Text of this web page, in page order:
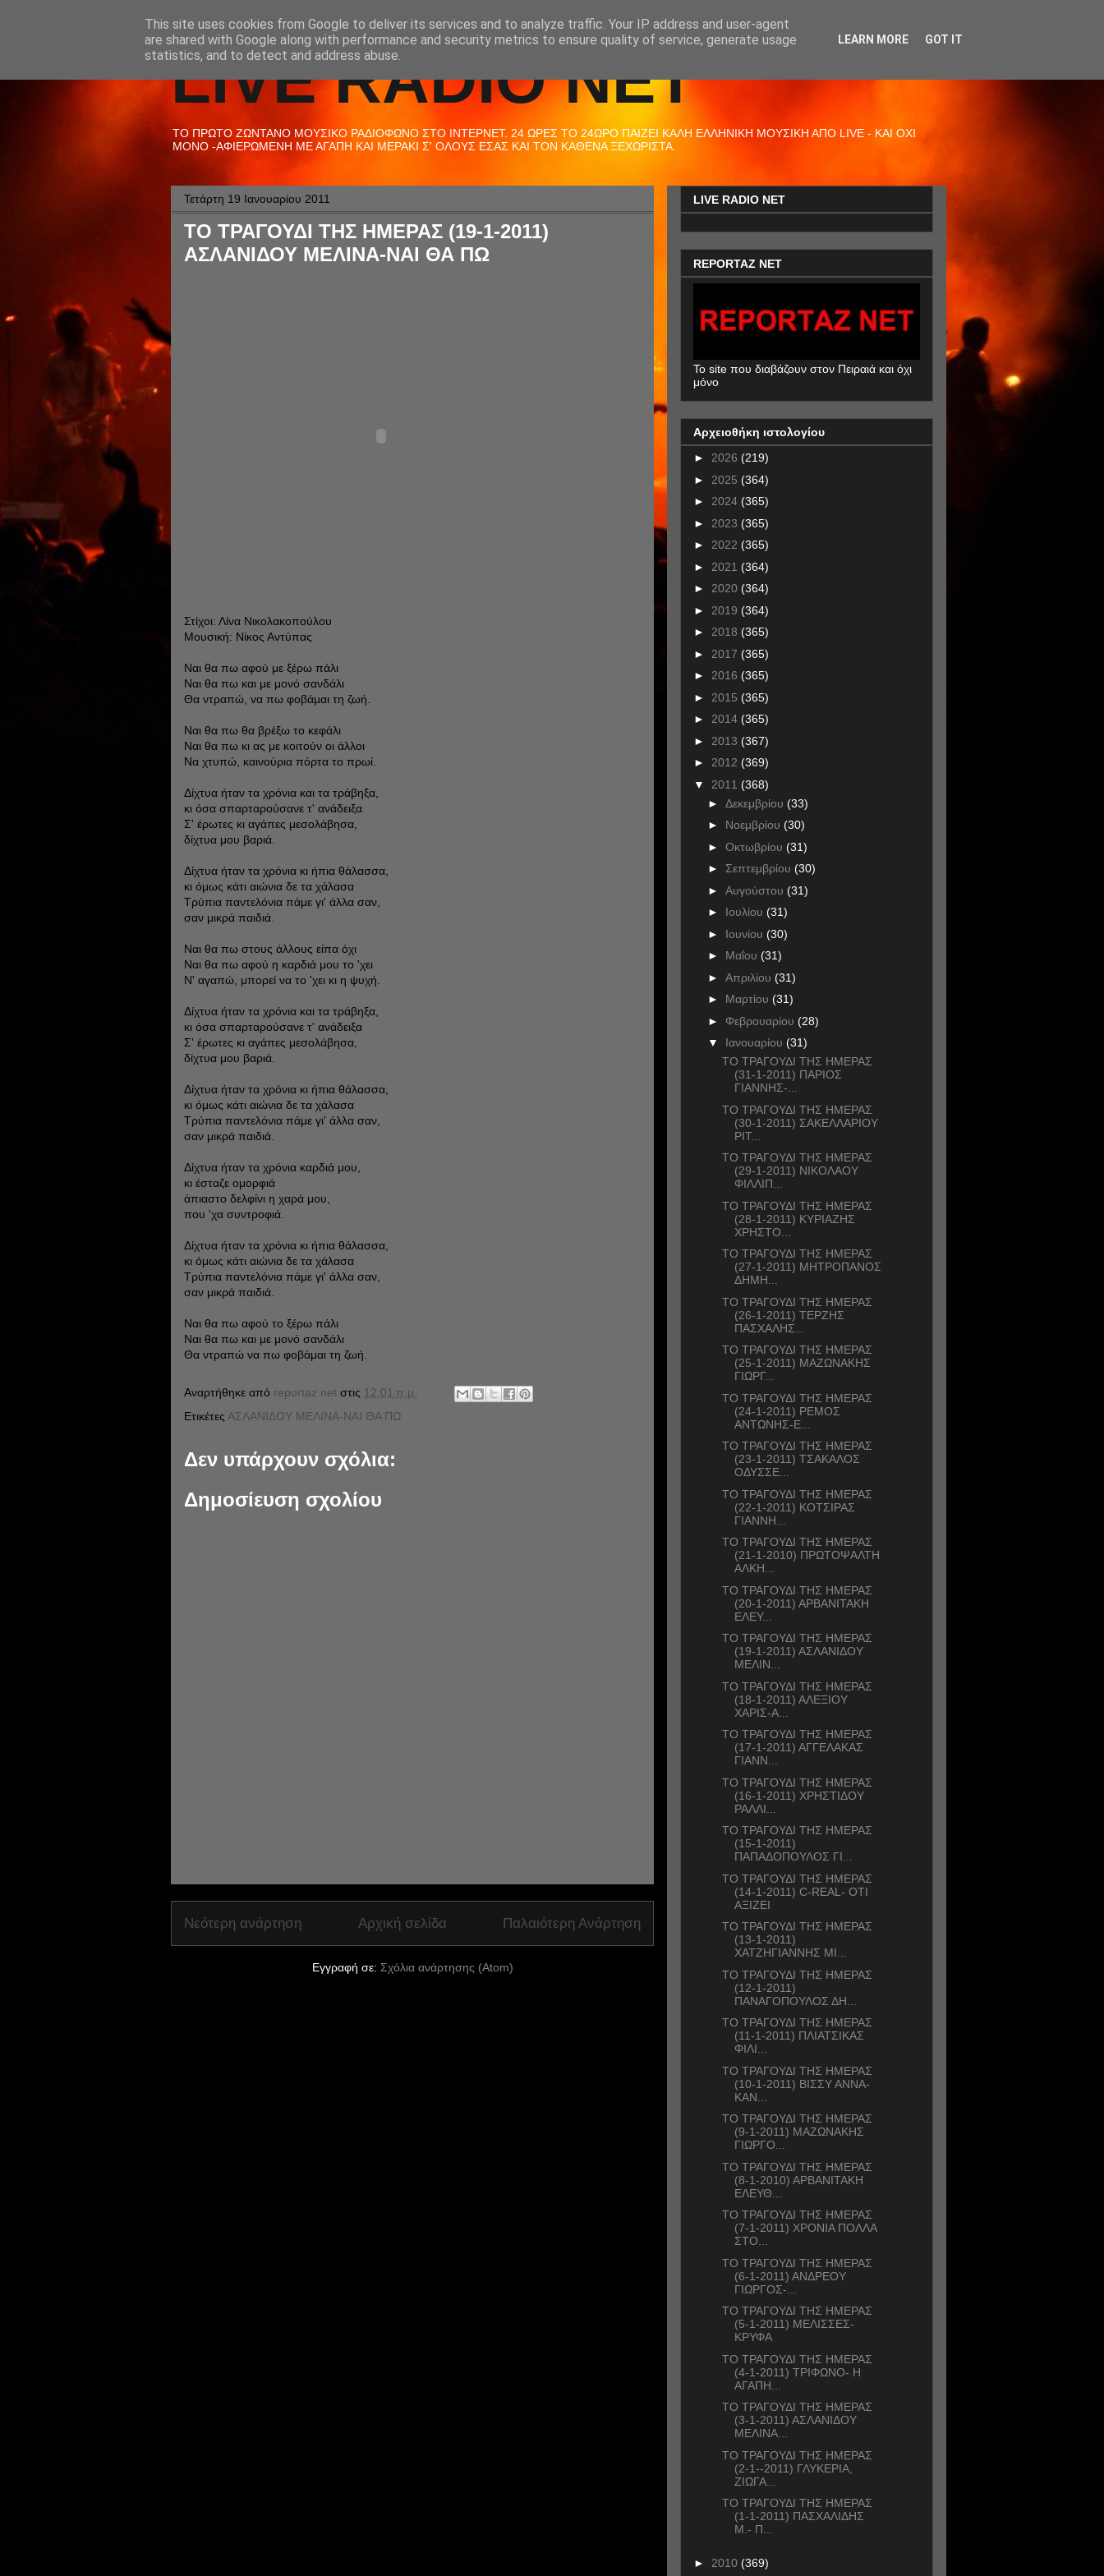
LIVE RADIO NET
ΤΟ ΠΡΩΤΟ ΖΩΝΤΑΝΟ ΜΟΥΣΙΚΟ ΡΑΔΙΟΦΩΝΟ ΣΤΟ ΙΝΤΕΡΝΕΤ. 24 ΩΡΕΣ ΤΟ 24ΩΡΟ ΠΑΙΖΕΙ ΚΑΛΗ ΕΛΛΗΝΙΚΗ ΜΟΥΣΙΚΗ ΑΠΟ LIVE - ΚΑΙ ΟΧΙ
ΜΟΝΟ -ΑΦΙΕΡΩΜΕΝΗ ΜΕ ΑΓΑΠΗ ΚΑΙ ΜΕΡΑΚΙ Σ' ΟΛΟΥΣ ΕΣΑΣ ΚΑΙ ΤΟΝ ΚΑΘΕΝΑ ΞΕΧΩΡΙΣΤΑ.
Τετάρτη 19 Ιανουαρίου 2011
ΤΟ ΤΡΑΓΟΥΔΙ ΤΗΣ ΗΜΕΡΑΣ (19-1-2011)
ΑΣΛΑΝΙΔΟΥ ΜΕΛΙΝΑ-ΝΑΙ ΘΑ ΠΩ
Στίχοι: Λίνα Νικολακοπούλου
Μουσική: Νίκος Αντύπας
Ναι θα πω αφού με ξέρω πάλι
Ναι θα πω και με μονό σανδάλι
Θα ντραπώ, vα πω φοβάμαι τη ζωή.
Ναι θα πω θα βρέξω το κεφάλι
Ναι θα πω κι ας με κοιτούν οι άλλοι
Να χτυπώ, καινούρια πόρτα το πρωί.
Δίχτυα ήταν τα χρόνια και τα τράβηξα,
κι όσα σπαρταρούσανε τ' ανάδειξα
Σ' έρωτες κι αγάπες μεσολάβησα,
δίχτυα μου βαριά.
Δίχτυα ήταν τα χρόνια κι ήπια θάλασσα,
κι όμως κάτι αιώνια δε τα χάλασα
Τρύπια παντελόνια πάμε γι' άλλα σαν,
σαν μικρά παιδιά.
Ναι θα πω στους άλλους είπα όχι
Ναι θα πω αφού η καρδιά μου το 'χει
Ν' αγαπώ, μπορεί να το 'χει κι η ψυχή.
Δίχτυα ήταν τα χρόνια και τα τράβηξα,
κι όσα σπαρταρούσανε τ' ανάδειξα
Σ' έρωτες κι αγάπες μεσολάβησα,
δίχτυα μου βαριά.
Δίχτυα ήταν τα χρόνια κι ήπια θάλασσα,
κι όμως κάτι αιώνια δε τα χάλασα
Τρύπια παντελόνια πάμε γι' άλλα σαν,
σαν μικρά παιδιά.
Δίχτυα ήταν τα χρόνια καρδιά μου,
κι έσταζε ομορφιά
άπιαστο δελφίνι η χαρά μου,
που 'χα συντροφιά.
Δίχτυα ήταν τα χρόνια κι ήπια θάλασσα,
κι όμως κάτι αιώνια δε τα χάλασα
Τρύπια παντελόνια πάμε γι' άλλα σαν,
σαν μικρά παιδιά.
Ναι θα πω αφού το ξέρω πάλι
Ναι θα πω και με μονό σανδάλι
Θα ντραπώ να πω φοβάμαι τη ζωή.
Αναρτήθηκε από reportaz net στις 12:01 π.μ.
Ετικέτες ΑΣΛΑΝΙΔΟΥ ΜΕΛΙΝΑ-ΝΑΙ ΘΑ ΠΩ
Δεν υπάρχουν σχόλια:
Δημοσίευση σχολίου
Νεότερη ανάρτηση Παλαιότερη Ανάρτηση
Αρχική σελίδα
Εγγραφή σε: Σχόλια ανάρτησης (Atom)
LIVE RADIO NET
REPORTAZ NET
To site που διαβάζουν στον Πειραιά και όχι
μόνο
Αρχειοθήκη ιστολογίου
► 2026 (219)
► 2025 (364)
► 2024 (365)
► 2023 (365)
► 2022 (365)
► 2021 (364)
► 2020 (364)
► 2019 (364)
► 2018 (365)
► 2017 (365)
► 2016 (365)
► 2015 (365)
► 2014 (365)
► 2013 (367)
► 2012 (369)
▼ 2011 (368)
► Δεκεμβρίου (33)
► Νοεμβρίου (30)
► Οκτωβρίου (31)
► Σεπτεμβρίου (30)
► Αυγούστου (31)
► Ιουλίου (31)
► Ιουνίου (30)
► Μαΐου (31)
► Απριλίου (31)
► Μαρτίου (31)
► Φεβρουαρίου (28)
▼ Ιανουαρίου (31)
ΤΟ ΤΡΑΓΟΥΔΙ ΤΗΣ ΗΜΕΡΑΣ
(31-1-2011) ΠΑΡΙΟΣ
ΓΙΑΝΝΗΣ-...
ΤΟ ΤΡΑΓΟΥΔΙ ΤΗΣ ΗΜΕΡΑΣ
(30-1-2011) ΣΑΚΕΛΛΑΡΙΟΥ
ΡΙΤ...
ΤΟ ΤΡΑΓΟΥΔΙ ΤΗΣ ΗΜΕΡΑΣ
(29-1-2011) ΝΙΚΟΛΑΟΥ
ΦΙΛΛΙΠ...
ΤΟ ΤΡΑΓΟΥΔΙ ΤΗΣ ΗΜΕΡΑΣ
(28-1-2011) ΚΥΡΙΑΖΗΣ
ΧΡΗΣΤΟ...
ΤΟ ΤΡΑΓΟΥΔΙ ΤΗΣ ΗΜΕΡΑΣ
(27-1-2011) ΜΗΤΡΟΠΑΝΟΣ
ΔΗΜΗ...
ΤΟ ΤΡΑΓΟΥΔΙ ΤΗΣ ΗΜΕΡΑΣ
(26-1-2011) ΤΕΡΖΗΣ
ΠΑΣΧΑΛΗΣ...
ΤΟ ΤΡΑΓΟΥΔΙ ΤΗΣ ΗΜΕΡΑΣ
(25-1-2011) ΜΑΖΩΝΑΚΗΣ
ΓΙΩΡΓ...
ΤΟ ΤΡΑΓΟΥΔΙ ΤΗΣ ΗΜΕΡΑΣ
(24-1-2011) ΡΕΜΟΣ
ΑΝΤΩΝΗΣ-Ε...
ΤΟ ΤΡΑΓΟΥΔΙ ΤΗΣ ΗΜΕΡΑΣ
(23-1-2011) ΤΣΑΚΑΛΟΣ
ΟΔΥΣΣΕ...
ΤΟ ΤΡΑΓΟΥΔΙ ΤΗΣ ΗΜΕΡΑΣ
(22-1-2011) ΚΟΤΣΙΡΑΣ
ΓΙΑΝΝΗ...
ΤΟ ΤΡΑΓΟΥΔΙ ΤΗΣ ΗΜΕΡΑΣ
(21-1-2010) ΠΡΩΤΟΨΑΛΤΗ
ΑΛΚΗ...
ΤΟ ΤΡΑΓΟΥΔΙ ΤΗΣ ΗΜΕΡΑΣ
(20-1-2011) ΑΡΒΑΝΙΤΑΚΗ
ΕΛΕΥ...
ΤΟ ΤΡΑΓΟΥΔΙ ΤΗΣ ΗΜΕΡΑΣ
(19-1-2011) ΑΣΛΑΝΙΔΟΥ
ΜΕΛΙΝ...
ΤΟ ΤΡΑΓΟΥΔΙ ΤΗΣ ΗΜΕΡΑΣ
(18-1-2011) ΑΛΕΞΙΟΥ
ΧΑΡΙΣ-Α...
ΤΟ ΤΡΑΓΟΥΔΙ ΤΗΣ ΗΜΕΡΑΣ
(17-1-2011) ΑΓΓΕΛΑΚΑΣ
ΓΙΑΝΝ...
ΤΟ ΤΡΑΓΟΥΔΙ ΤΗΣ ΗΜΕΡΑΣ
(16-1-2011) ΧΡΗΣΤΙΔΟΥ
ΡΑΛΛΙ...
ΤΟ ΤΡΑΓΟΥΔΙ ΤΗΣ ΗΜΕΡΑΣ
(15-1-2011)
ΠΑΠΑΔΟΠΟΥΛΟΣ ΓΙ...
ΤΟ ΤΡΑΓΟΥΔΙ ΤΗΣ ΗΜΕΡΑΣ
(14-1-2011) C-REAL- ΟΤΙ
ΑΞΙΖΕΙ
TO ΤΡΑΓΟΥΔΙ ΤΗΣ ΗΜΕΡΑΣ
(13-1-2011)
ΧΑΤΖΗΓΙΑΝΝΗΣ ΜΙ...
ΤΟ ΤΡΑΓΟΥΔΙ ΤΗΣ ΗΜΕΡΑΣ
(12-1-2011)
ΠΑΝΑΓΟΠΟΥΛΟΣ ΔΗ...
ΤΟ ΤΡΑΓΟΥΔΙ ΤΗΣ ΗΜΕΡΑΣ
(11-1-2011) ΠΛΙΑΤΣΙΚΑΣ
ΦΙΛΙ...
TO ΤΡΑΓΟΥΔΙ ΤΗΣ ΗΜΕΡΑΣ
(10-1-2011) ΒΙΣΣΥ ΑΝΝΑ-
ΚΑΝ...
ΤΟ ΤΡΑΓΟΥΔΙ ΤΗΣ ΗΜΕΡΑΣ
(9-1-2011) ΜΑΖΩΝΑΚΗΣ
ΓΙΩΡΓΟ...
ΤΟ ΤΡΑΓΟΥΔΙ ΤΗΣ ΗΜΕΡΑΣ
(8-1-2010) ΑΡΒΑΝΙΤΑΚΗ
ΕΛΕΥΘ...
ΤΟ ΤΡΑΓΟΥΔΙ ΤΗΣ ΗΜΕΡΑΣ
(7-1-2011) ΧΡΟΝΙΑ ΠΟΛΛΑ
ΣΤΟ...
ΤΟ ΤΡΑΓΟΥΔΙ ΤΗΣ ΗΜΕΡΑΣ
(6-1-2011) ΑΝΔΡΕΟΥ
ΓΙΩΡΓΟΣ-...
ΤΟ ΤΡΑΓΟΥΔΙ ΤΗΣ ΗΜΕΡΑΣ
(5-1-2011) ΜΕΛΙΣΣΕΣ-
ΚΡΥΦΑ
ΤΟ ΤΡΑΓΟΥΔΙ ΤΗΣ ΗΜΕΡΑΣ
(4-1-2011) ΤΡΙΦΩΝΟ- Η
ΑΓΑΠΗ...
ΤΟ ΤΡΑΓΟΥΔΙ ΤΗΣ ΗΜΕΡΑΣ
(3-1-2011) ΑΣΛΑΝΙΔΟΥ
ΜΕΛΙΝΑ...
ΤΟ ΤΡΑΓΟΥΔΙ ΤΗΣ ΗΜΕΡΑΣ
(2-1--2011) ΓΛΥΚΕΡΙΑ,
ΖΙΩΓΑ...
ΤΟ ΤΡΑΓΟΥΔΙ ΤΗΣ ΗΜΕΡΑΣ
(1-1-2011) ΠΑΣΧΑΛΙΔΗΣ
Μ.- Π...
► 2010 (369)
This site uses cookies from Google to deliver its services and to analyze traffic. Your IP address and user-agent
are shared with Google along with performance and security metrics to ensure quality of service, generate usage
statistics, and to detect and address abuse.
LEARN MORE GOT IT